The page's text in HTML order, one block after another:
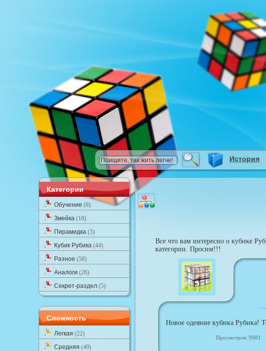
История
Категории
Обучение(8)
Змейка(18)
Пирамидка(3)
Кубик Рубика(44)
Разное(58)
Аналоги(26)
Секрет-раздел(5)
Сложность
Легкая(22)
Средняя(49)
Все что вам интересно о кубике
категории. Просим!!!
Новое одеяние кубика Рубика!
Просмотров: 9981